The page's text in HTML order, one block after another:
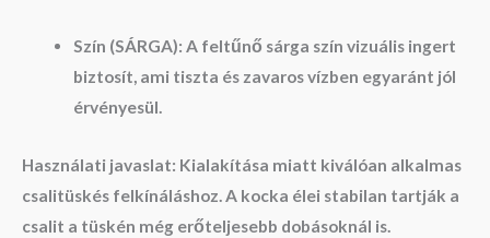
Szín (SÁRGA): A feltűnő sárga szín vizuális ingert
biztosít, ami tiszta és zavaros vízben egyaránt jól
érvényesül.
Használati javaslat: Kialakítása miatt kiválóan alkalmas
csalitüskés felkínáláshoz. A kocka élei stabilan tartják a
csalit a tüskén még erőteljesebb dobásoknál is.